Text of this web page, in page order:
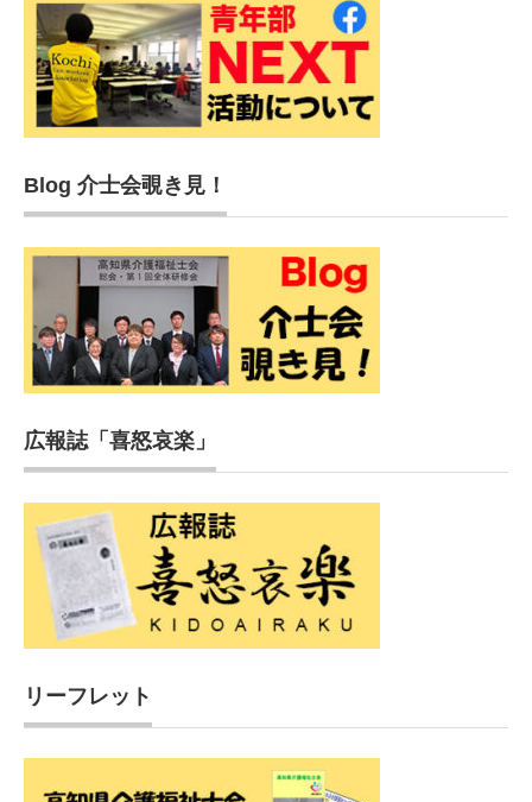
Blog 介士会覗き見！
広報誌「喜怒哀楽」
リーフレット